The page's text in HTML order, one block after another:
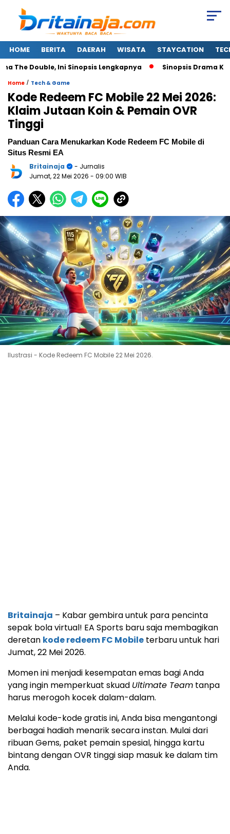
HOME BERITA DAERAH WISATA STAYCATION
Double, Ini Sinopsis Lengkapnya Sinopsis Drama Korea
Home / Tech & Game
Kode Redeem FC Mobile 22 Mei 2026:
Klaim Jutaan Koin & Pemain OVR
Tinggi
Panduan Cara Menukarkan Kode Redeem FC Mobile di
Situs Resmi EA
Britainaja
- Jurnalis
Jumat, 22 Mei 2026 - 09:00 WIB
Ilustrasi - Kode Redeem FC Mobile 22 Mei 2026.
Britainaja – Kabar gembira untuk para pencinta
sepak bola virtual! EA Sports baru saja membagikan
deretan kode redeem FC Mobile terbaru untuk hari
Jumat, 22 Mei 2026.
Momen ini menjadi kesempatan emas bagi Anda
yang ingin memperkuat skuad Ultimate Team tanpa
harus merogoh kocek dalam-dalam.
Melalui kode-kode gratis ini, Anda bisa mengantongi
berbagai hadiah menarik secara instan. Mulai dari
ribuan Gems, paket pemain spesial, hingga kartu
bintang dengan OVR tinggi siap masuk ke dalam tim
Anda.